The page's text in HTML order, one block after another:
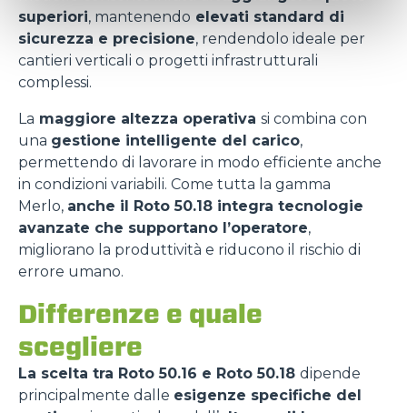
superiori, mantenendo elevati standard di
sicurezza e precisione, rendendolo ideale per
cantieri verticali o progetti infrastrutturali
complessi.
La maggiore altezza operativa si combina con
una gestione intelligente del carico,
permettendo di lavorare in modo efficiente anche
in condizioni variabili. Come tutta la gamma
Merlo, anche il Roto 50.18 integra tecnologie
avanzate che supportano l’operatore,
migliorano la produttività e riducono il rischio di
errore umano.
Differenze e quale
scegliere
La scelta tra Roto 50.16 e Roto 50.18 dipende
principalmente dalle esigenze specifiche del